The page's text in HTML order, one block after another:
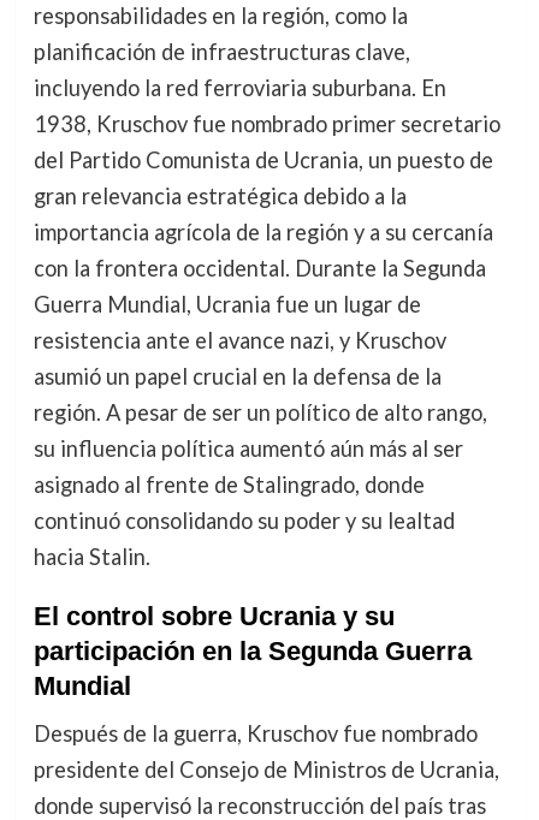
responsabilidades en la región, como la
planificación de infraestructuras clave,
incluyendo la red ferroviaria suburbana. En
1938, Kruschov fue nombrado primer secretario
del Partido Comunista de Ucrania, un puesto de
gran relevancia estratégica debido a la
importancia agrícola de la región y a su cercanía
con la frontera occidental. Durante la Segunda
Guerra Mundial, Ucrania fue un lugar de
resistencia ante el avance nazi, y Kruschov
asumió un papel crucial en la defensa de la
región. A pesar de ser un político de alto rango,
su influencia política aumentó aún más al ser
asignado al frente de Stalingrado, donde
continuó consolidando su poder y su lealtad
hacia Stalin.
El control sobre Ucrania y su
participación en la Segunda Guerra
Mundial
Después de la guerra, Kruschov fue nombrado
presidente del Consejo de Ministros de Ucrania,
donde supervisó la reconstrucción del país tras